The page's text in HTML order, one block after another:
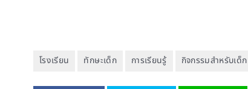
โรงเรียน ทักษะเด็ก การเรียนรู้ กิจกรรมสำหรับเด็ก